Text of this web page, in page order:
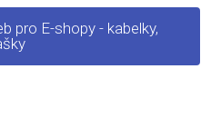
pro E-shopy - kabelky,